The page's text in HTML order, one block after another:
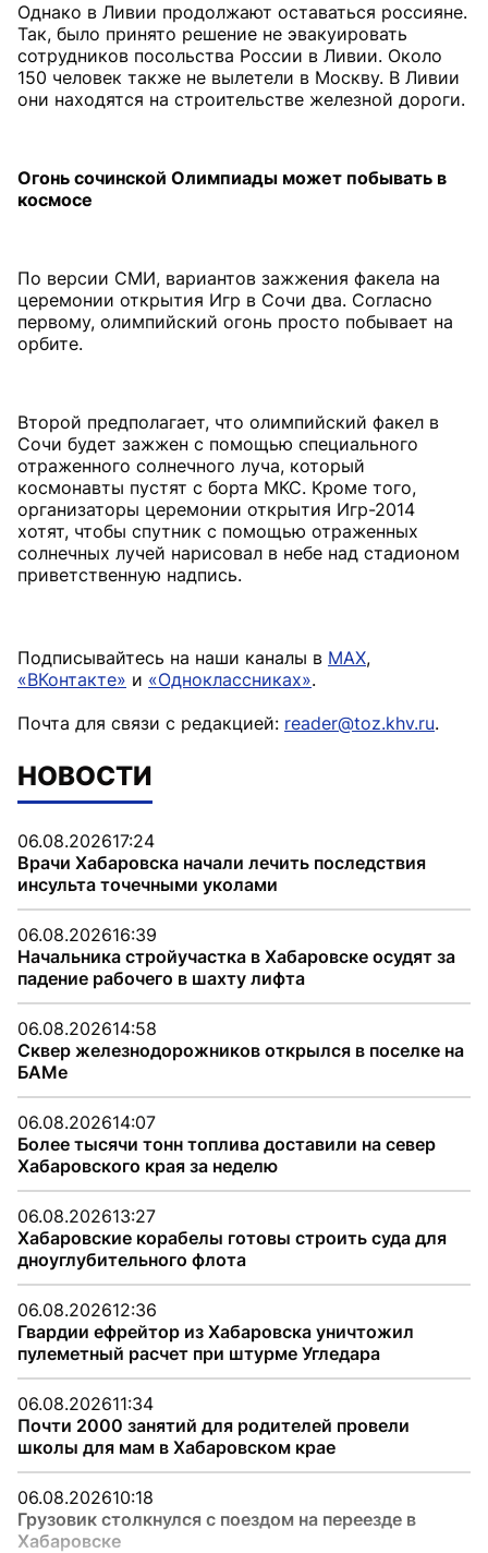
Однако в Ливии продолжают оставаться россияне.
Так, было принято решение не эвакуировать
сотрудников посольства России в Ливии. Около
150 человек также не вылетели в Москву. В Ливии
они находятся на строительстве железной дороги.
Огонь сочинской Олимпиады может побывать в
космосе
По версии СМИ, вариантов зажжения факела на
церемонии открытия Игр в Сочи два. Согласно
первому, олимпийский огонь просто побывает на
орбите.
Второй предполагает, что олимпийский факел в
Сочи будет зажжен с помощью специального
отраженного солнечного луча, который
космонавты пустят с борта МКС. Кроме того,
организаторы церемонии открытия Игр-2014
хотят, чтобы спутник с помощью отраженных
солнечных лучей нарисовал в небе над стадионом
приветственную надпись.
Подписывайтесь на наши каналы в MAX,
«ВКонтакте» и «Одноклассниках».
Почта для связи с редакцией: reader@toz.khv.ru.
НОВОСТИ
06.08.202617:24
Врачи Хабаровска начали лечить последствия
инсульта точечными уколами
06.08.202616:39
Начальника стройучастка в Хабаровске осудят за
падение рабочего в шахту лифта
06.08.202614:58
Сквер железнодорожников открылся в поселке на
БАМе
06.08.202614:07
Более тысячи тонн топлива доставили на север
Хабаровского края за неделю
06.08.202613:27
Хабаровские корабелы готовы строить суда для
дноуглубительного флота
06.08.202612:36
Гвардии ефрейтор из Хабаровска уничтожил
пулеметный расчет при штурме Угледара
06.08.202611:34
Почти 2000 занятий для родителей провели
школы для мам в Хабаровском крае
06.08.202610:18
Грузовик столкнулся с поездом на переезде в
Хабаровске